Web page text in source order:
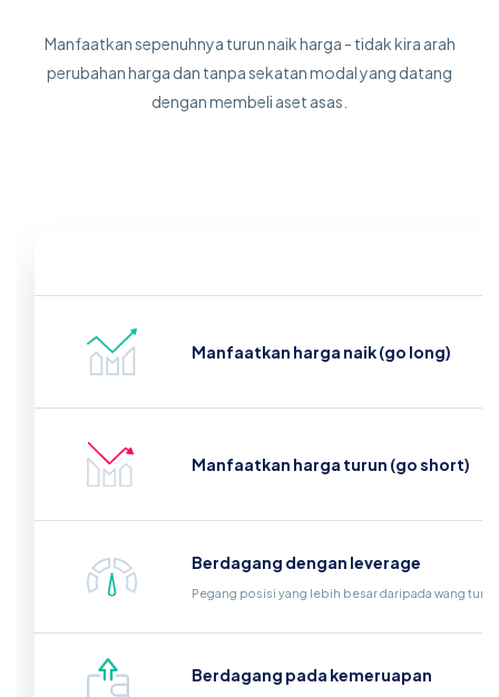
Manfaatkan sepenuhnya turun naik harga - tidak kira arah
perubahan harga dan tanpa sekatan modal yang datang
dengan membeli aset asas.
Manfaatkan harga naik (go long)
Manfaatkan harga turun (go short)
Berdagang dengan leverage
Pegang posisi yang lebih besar daripada wang
Berdagang pada kemeruapan